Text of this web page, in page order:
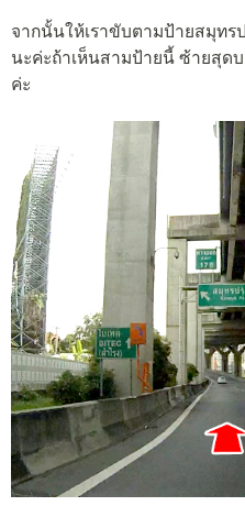
จากนั้นให้เราขับตามป้ายสมุทร
นะค่ะถ้าเห็นสามป้ายนี้ ซ้ายสุด
ค่ะ